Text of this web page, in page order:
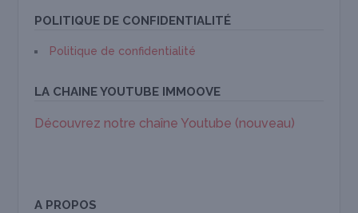
POLITIQUE DE CONFIDENTIALITÉ
Politique de confidentialité
LA CHAINE YOUTUBE IMMOOVE
Découvrez notre chaîne Youtube (nouveau)
A PROPOS